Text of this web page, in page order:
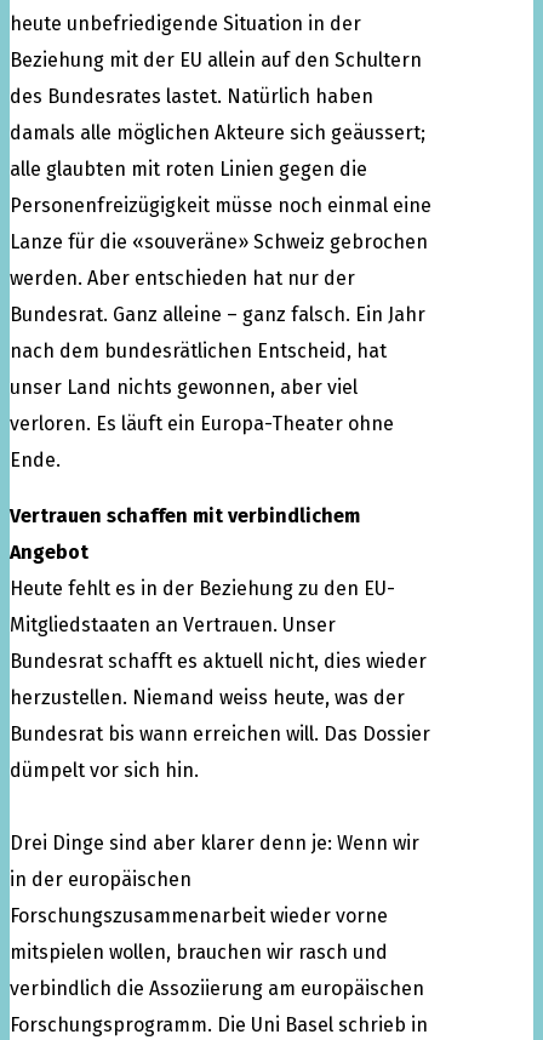
heute unbefriedigende Situation in der
Beziehung mit der EU allein auf den Schultern
des Bundesrates lastet. Natürlich haben
damals alle möglichen Akteure sich geäussert;
alle glaubten mit roten Linien gegen die
Personenfreizügigkeit müsse noch einmal eine
Lanze für die «souveräne» Schweiz gebrochen
werden. Aber entschieden hat nur der
Bundesrat. Ganz alleine – ganz falsch. Ein Jahr
nach dem bundesrätlichen Entscheid, hat
unser Land nichts gewonnen, aber viel
verloren. Es läuft ein Europa-Theater ohne
Ende.
Vertrauen schaffen mit verbindlichem
Angebot
Heute fehlt es in der Beziehung zu den EU-
Mitgliedstaaten an Vertrauen. Unser
Bundesrat schafft es aktuell nicht, dies wieder
herzustellen. Niemand weiss heute, was der
Bundesrat bis wann erreichen will. Das Dossier
dümpelt vor sich hin.
Drei Dinge sind aber klarer denn je: Wenn wir
in der europäischen
Forschungszusammenarbeit wieder vorne
mitspielen wollen, brauchen wir rasch und
verbindlich die Assoziierung am europäischen
Forschungsprogramm. Die Uni Basel schrieb in